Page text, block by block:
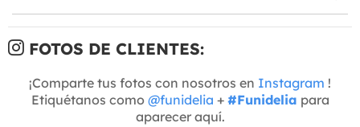
FOTOS DE CLIENTES:
¡Comparte tus fotos con nosotros en Instagram !
Etiquétanos como @funidelia + #Funidelia para
aparecer aquí.